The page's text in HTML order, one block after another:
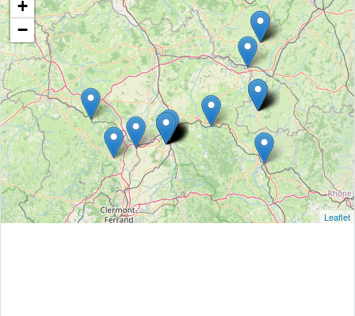
+
−
Leaflet